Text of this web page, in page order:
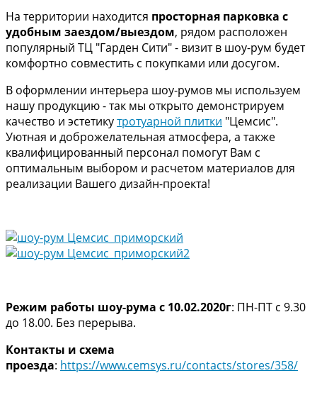
На территории находится просторная парковка с
удобным заездом/выездом, рядом расположен
популярный ТЦ "Гарден Сити" - визит в шоу-рум будет
комфортно совместить с покупками или досугом.
В оформлении интерьера шоу-румов мы используем
нашу продукцию - так мы открыто демонстрируем
качество и эстетикутротуарной плитки "Цемсис".
Уютная и доброжелательная атмосфера, а также
квалифицированный персонал помогут Вам с
оптимальным выбором и расчетом материалов для
реализации Вашего дизайн-проекта!
Режим работы шоу-рума с 10.02.2020г: ПН-ПТ с 9.30
до 18.00. Без перерыва.
Контакты и схема
проезда: https://www.cemsys.ru/contacts/stores/358/